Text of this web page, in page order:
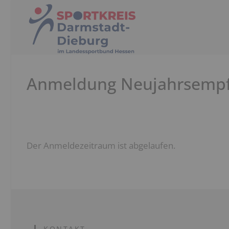
Anmeldung
Der Anmeldezeitraum ist abgelaufen.